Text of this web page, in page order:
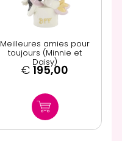
Meilleures amies pour
toujours (Minnie et
Daisy)
€ 195,00